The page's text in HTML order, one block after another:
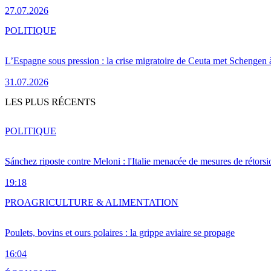
27.07.2026
L’Espagne sous pression : la crise migratoire de Ceuta met Schengen
31.07.2026
POLITIQUE
LES PLUS RÉCENTS
Sánchez riposte contre Meloni : l'Italie menacée de mesures de
19:18
POLITIQUE
Poulets, bovins et ours polaires : la grippe aviaire se propage
16:04
PROAGRICULTURE & ALIMENTATION